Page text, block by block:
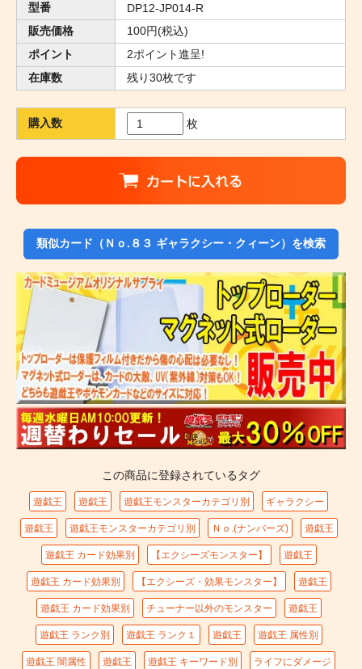
型番
DP12-JP014-R
販売価格
100円(税込)
ポイント
2ポイント進呈!
在庫数
残り30枚です
購入数 枚
類似カード（Ｎｏ.８３ ギャラクシー・クィーン）を検索
この商品に登録されているタグ
遊戯王 遊戯王 遊戯王モンスターカテゴリ別 ギャラクシー
遊戯王 遊戯王モンスターカテゴリ別 Ｎｏ.(ナンバーズ) 遊戯王
遊戯王 カード効果別 【エクシーズモンスター】 遊戯王
遊戯王 カード効果別 【エクシーズ・効果モンスター】 遊戯王
遊戯王 カード効果別 チューナー以外のモンスター 遊戯王
遊戯王 ランク別 遊戯王 ランク１ 遊戯王 遊戯王 属性別
遊戯王 闇属性 遊戯王 遊戯王 キーワード別 ライフにダメージ